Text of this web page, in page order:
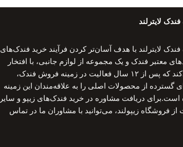
لایترلند
لایترلند با هدف آسان‌تر کردن فرآیند خرید فندک‌های
معتبر فندک و یک مجموعه از لوازم جانبی، با افتخار
اعلام می‌کند که پس از ۱۲ سال فعالیت در زمینه فروش فندک،
گسترده از محصولات اصلی را به علاقه‌مندان این زمینه
است.برای دریافت مشاوره در خرید فندک‌های زیپو و سایر
فروشگاه زیپولند، می‌توانید با مشاوران ما در تماس